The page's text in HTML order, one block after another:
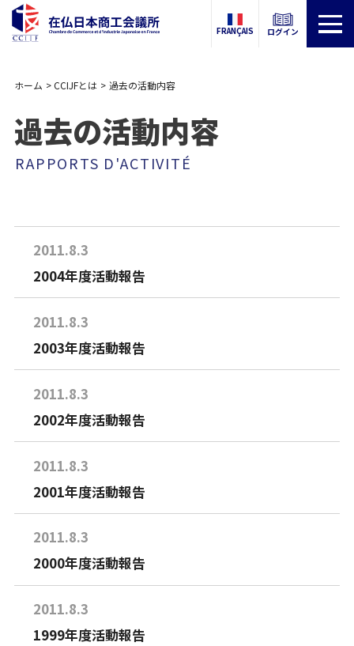
FRANÇAIS ログイン
ホーム CCIJFとは 過去の活動内容
過去の活動内容
RAPPORTS D'ACTIVITÉ
2011.8.3
2004年度活動報告
2011.8.3
2003年度活動報告
2011.8.3
2002年度活動報告
2011.8.3
2001年度活動報告
2011.8.3
2000年度活動報告
2011.8.3
1999年度活動報告